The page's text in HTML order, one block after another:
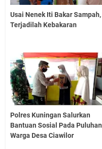
Usai Nenek Iti Bakar Sampah,
Terjadilah Kebakaran
Polres Kuningan Salurkan
Bantuan Sosial Pada Puluhan
Warga Desa Ciawilor